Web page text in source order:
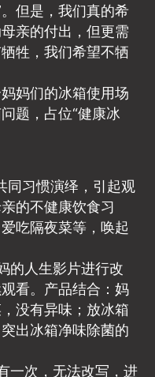
但是，我们真的希
亲的付出，但更需
牲，我们希望不牺
妈们的冰箱使用场
题，占位“健康冰
同习惯演绎，引起观
的不健康饮食习
吃隔夜菜等，唤起
的人生影片进行改
看。产品结合：妈
没有异味；放冰箱
出冰箱净味除菌的
一次，无法改写，进